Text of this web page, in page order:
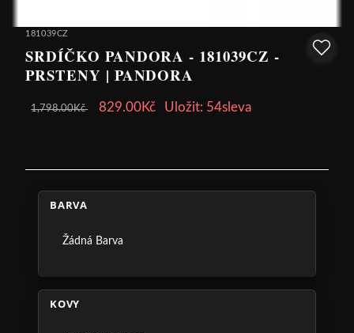
181039CZ
SRDÍČKO PANDORA - 181039CZ -
PRSTENY | PANDORA
1,798.00Kč 829.00Kč Uložit: 54sleva
BARVA
Žádná Barva
KOVY